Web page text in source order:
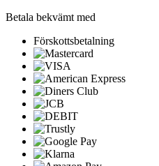
Betala bekvämt med
Förskottsbetalning